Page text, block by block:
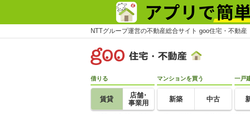
NTTグループ運営の不動産総合サイト goo住宅・不動産
借りる
賃貸
店舗･
事業用
マンションを買う
新築 中古
一戸